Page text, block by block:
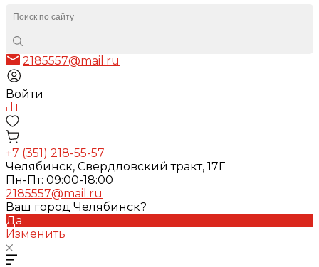
2185557@mail.ru
Войти
+7 (351) 218-55-57
Челябинск, Свердловский тракт, 17Г
Пн-Пт: 09:00-18:00
2185557@mail.ru
Ваш город Челябинск?
Да
Изменить